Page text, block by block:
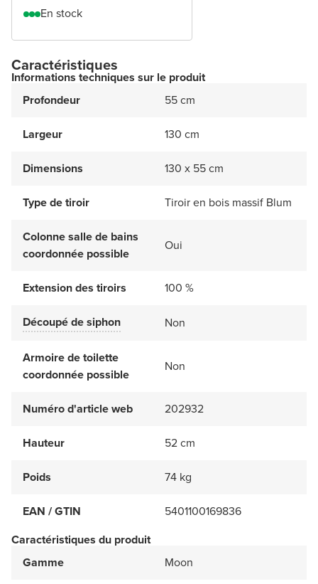
En stock
Caractéristiques
Informations techniques sur le produit
Profondeur
55 cm
Largeur 130 cm
Dimensions 130 x 55 cm
Type de tiroir Tiroir en bois massif Blum
Colonne salle de bains
coordonnée possible
Oui
Extension des tiroirs 100 %
Découpé de siphon Non
Armoire de toilette
coordonnée possible
Non
Numéro d'article web 202932
Hauteur 52 cm
Poids 74 kg
EAN / GTIN
5401100169836
Caractéristiques du produit
Gamme
Moon